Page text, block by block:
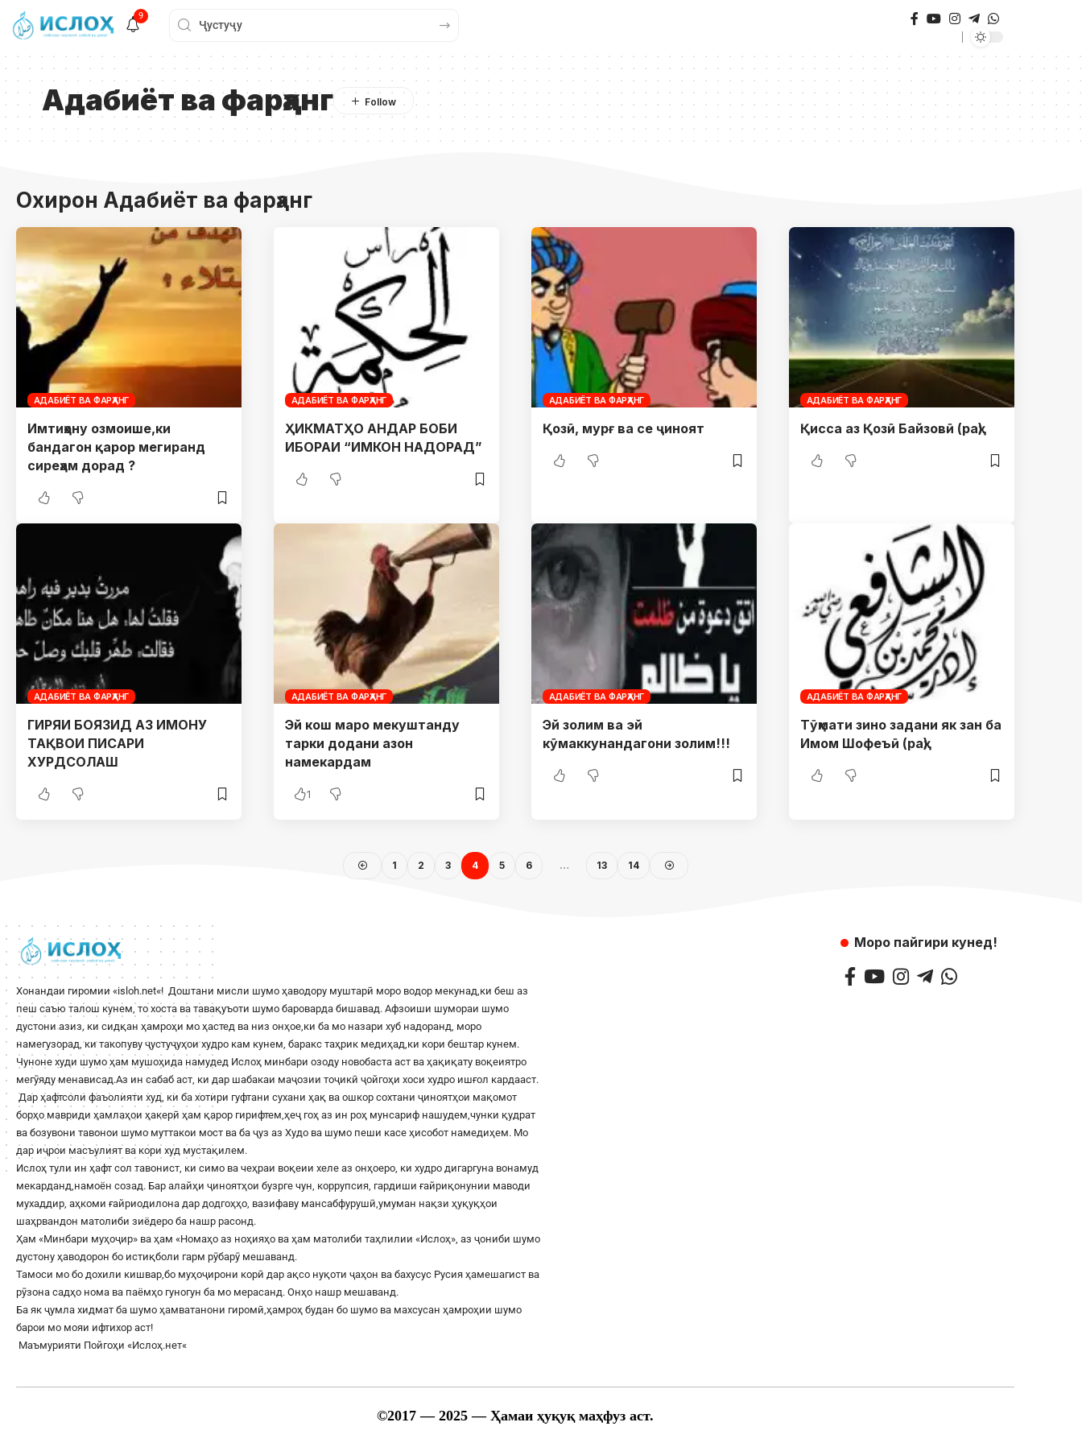
9
Адабиёт ва фарҳанг
Охирон Адабиёт ва фарҳанг
АДАБИЁТ ВА ФАРҲАНГ
Имтиҳону озмоише,ки
бандагон қарор мегиранд
сиреҳам дорад ?
АДАБИЁТ ВА ФАРҲАНГ
ҲИКМАТҲО АНДАР БОБИ
ИБОРАИ “ИМКОН НАДОРАД”
АДАБИЁТ ВА ФАРҲАНГ
Қозӣ, мурғ ва се ҷиноят
АДАБИЁТ ВА ФАРҲАНГ
Қисса аз Қозӣ Байзовӣ (раҳ)
АДАБИЁТ ВА ФАРҲАНГ
ГИРЯИ БОЯЗИД АЗ ИМОНУ
ТАҚВОИ ПИСАРИ
ХУРДСОЛАШ
АДАБИЁТ ВА ФАРҲАНГ
Эй кош маро мекуштанду
тарки додани азон
намекардам
1
АДАБИЁТ ВА ФАРҲАНГ
Эй золим ва эй
кӯмаккунандагони золим!!!
АДАБИЁТ ВА ФАРҲАНГ
Тӯҳмати зино задани як зан ба
Имом Шофеъӣ (раҳ)
1 2 3 4 5 6 … 13 14
Хонандаи гиромии «isloh.net«! Доштани мисли шумо ҳаводору муштарӣ моро водор мекунад,ки беш аз
пеш саъю талош кунем, то хоста ва тавақуъоти шумо бароварда бишавад. Афзоиши шумораи шумо
дустони азиз, ки сидқан ҳамроҳи мо ҳастед ва низ онҳое,ки ба мо назари хуб надоранд, моро
намегузорад, ки такопуву ҷустуҷуҳои худро кам кунем, баракс таҳрик медиҳад,ки кори бештар кунем.
Чуноне худи шумо ҳам мушоҳида намудед Ислоҳ минбари озоду новобаста аст ва ҳақиқату воқеиятро
мегӯяду менависад.Аз ин сабаб аст, ки дар шабакаи маҷозии тоҷикӣ ҷойгоҳи хоси худро ишғол кардааст.
Дар ҳафтсоли фаъолияти худ, ки ба хотири гуфтани сухани ҳақ ва ошкор сохтани ҷиноятҳои мақомот
борҳо мавриди ҳамлаҳои ҳакерӣ ҳам қарор гирифтем,ҳеҷ гоҳ аз ин роҳ мунсариф нашудем,чунки қудрат
ва бозувони тавонои шумо муттакои мост ва ба ҷуз аз Худо ва шумо пеши касе ҳисобот намедиҳем. Мо
дар иҷрои масъулият ва кори худ мустақилем.
Ислоҳ тули ин ҳафт сол тавонист, ки симо ва чеҳраи воқеии хеле аз онҳоеро, ки худро дигаргуна вонамуд
мекарданд,намоён созад. Бар алайҳи ҷиноятҳои бузрге чун, коррупсия, гардиши ғайриқонунии маводи
мухаддир, аҳкоми ғайриодилона дар додгоҳҳо, вазифаву мансабфурушӣ,умуман нақзи ҳуқуқҳои
шаҳрвандон матолиби зиёдеро ба нашр расонд.
Ҳам «Минбари муҳоҷир» ва ҳам «Номаҳо аз ноҳияҳо ва ҳам матолиби таҳлилии «Ислоҳ», аз ҷониби шумо
дустону ҳаводорон бо истиқболи гарм рӯбарӯ мешаванд.
Тамоси мо бо дохили кишвар,бо муҳоҷирони корӣ дар ақсо нуқоти ҷаҳон ва бахусус Русия ҳамешагист ва
рӯзона садҳо нома ва паёмҳо гуногун ба мо мерасанд. Онҳо нашр мешаванд.
Ба як ҷумла хидмат ба шумо ҳамватанони гиромӣ,ҳамроҳ будан бо шумо ва махсусан ҳамроҳии шумо
барои мо мояи ифтихор аст!
Маъмурияти Пойгоҳи «Ислоҳ.нет«
Моро пайгири кунед!
©2017 — 2025 — Ҳамаи ҳуқуқ маҳфуз аст.